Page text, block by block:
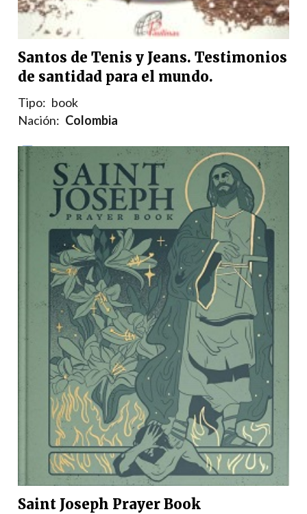
Santos de Tenis y Jeans. Testimonios
de santidad para el mundo.
Tipo: book
Nación: Colombia
Saint Joseph Prayer Book